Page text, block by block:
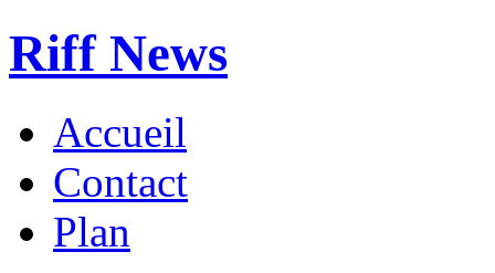
Riff News
Accueil
Contact
Plan